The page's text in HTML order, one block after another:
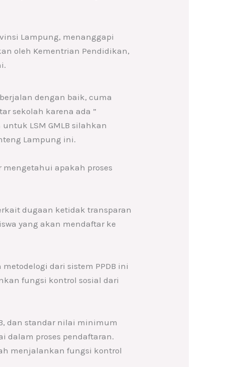
Lampung, menanggapi
oleh Kementrian Pendidikan,
dengan baik, cuma
sekolah karena ada ”
LSM GMLB silahkan
Lampung ini.
mengetahui apakah proses
dugaan ketidak transparan
yang akan mendaftar ke
dari sistem PPDB ini
fungsi kontrol sosial dari
dan standar nilai minimum
dalam proses pendaftaran.
menjalankan fungsi kontrol